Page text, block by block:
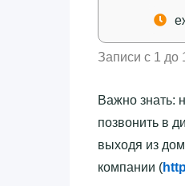
Записи с 1 до
Важно знать:
позвонить в
выходя из
компании (